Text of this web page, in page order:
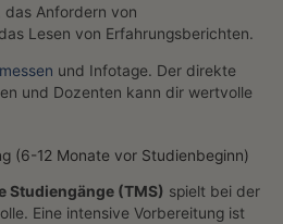
das Anfordern von
Lesen von Erfahrungsberichten.
und Infotage. Der direkte
und Dozenten kann dir wertvolle
(6-12 Monate vor Studienbeginn)
Studiengänge (TMS) spielt bei der
Eine intensive Vorbereitung ist